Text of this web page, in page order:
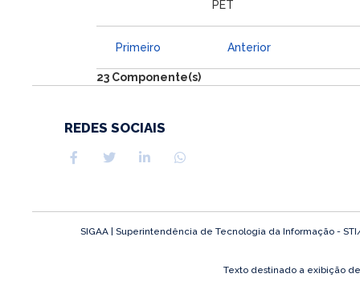
PET
Primeiro Anterior
23 Componente(s)
REDES SOCIAIS
SIGAA | Superintendência de Tecnologia da Informação -
Texto destinado a exibição